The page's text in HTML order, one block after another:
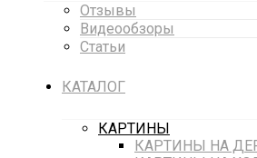
Отзывы
Видеообзоры
Статьи
КАТАЛОГ
КАРТИНЫ
КАРТИНЫ НА